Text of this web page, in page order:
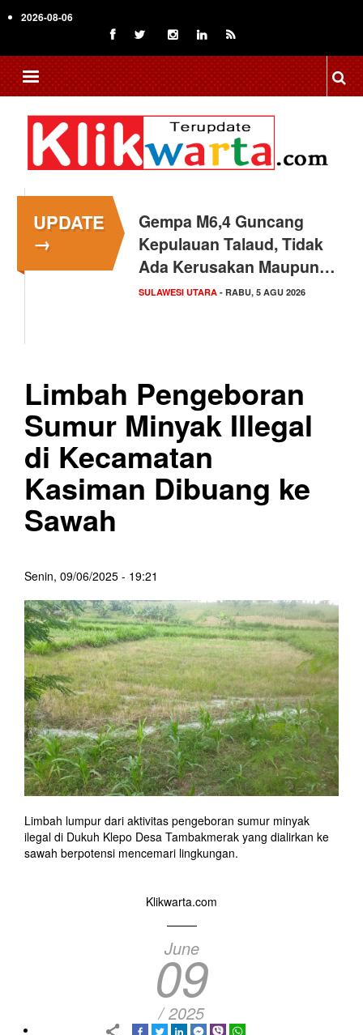
to
content
2026-08-06
UPDATE
→
Gempa M6,4 Guncang
Kepulauan Talaud, Tidak
Ada Kerusakan Maupun…
SULAWESI UTARA - RABU, 5 AGU 2026
Limbah Pengeboran
Sumur Minyak Illegal
di Kecamatan
Kasiman Dibuang ke
Sawah
Senin, 09/06/2025 - 19:21
Limbah lumpur dari aktivitas pengeboran sumur minyak
ilegal di Dukuh Klepo Desa Tambakmerak yang dialirkan ke
sawah berpotensi mencemari lingkungan.
Klikwarta.com
June
09
/ 2025